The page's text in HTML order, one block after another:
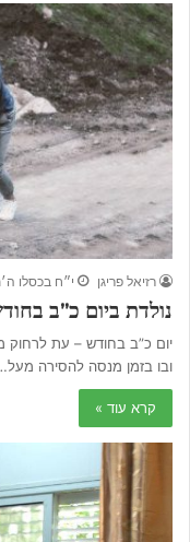
רזיאל פריגן י״ח בכסלו
נולדת ביום כ”ב
יום כ”ב בחודש – עת
ובו בזמן מנסה להסירה
קרא עוד »